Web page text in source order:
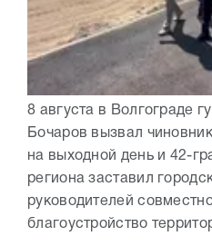
8 августа в Волгограде
Бочаров вызвал
на выходной день и 42-
региона заставил
руководителей
благоустройство